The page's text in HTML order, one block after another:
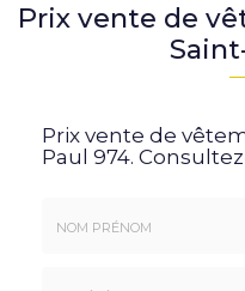
Prix vente de
Prix vente de
Paul 974.